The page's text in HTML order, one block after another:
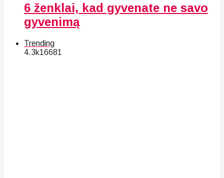
6 ženklai, kad gyvenate ne savo
gyvenimą
Trending
4.3k16681